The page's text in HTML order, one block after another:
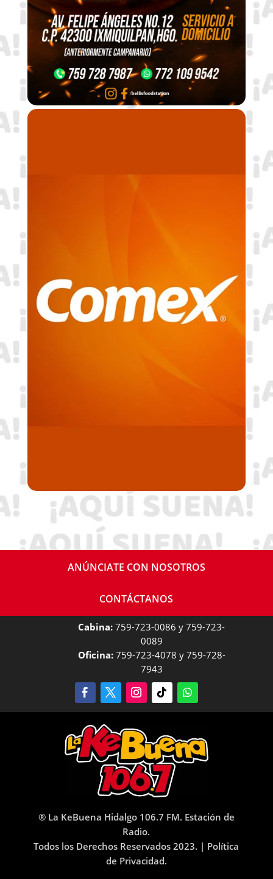
ANÚNCIATE CON NOSOTROS
CONTÁCTANOS
Cabina: 759-723-0086 y 759-723-
0089
Oficina:759-723-4078 y 759-728-
7943
® La KeBuena Hidalgo 106.7 FM. Estación de
Radio.
Todos los Derechos Reservados 2023. | Política
de Privacidad.